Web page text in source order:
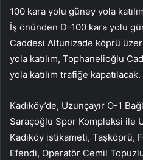
100 kara yolu güney yola
İş önünden D-100 kara yolu
Caddesi Altunizade köprü
yola katılım, Tophanelioğlu
yola katılım trafiğe kapatılacak.
Kadıköy’de, Uzunçayır O-1
Saraçoğlu Spor Kompleksi ile
Kadıköy istikameti, Taşköprü,
Efendi, Operatör Cemil